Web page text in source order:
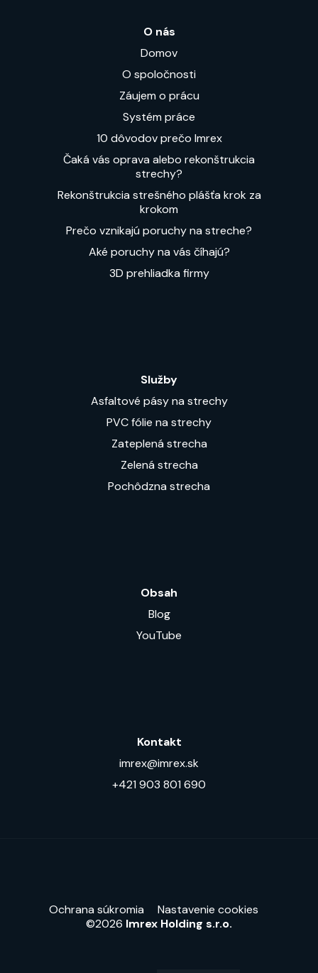
O nás
Domov
O spoločnosti
Záujem o prácu
Systém práce
10 dôvodov prečo Imrex
Čaká vás oprava alebo rekonštrukcia
strechy?
Rekonštrukcia strešného plášťa krok za
krokom
Prečo vznikajú poruchy na streche?
Aké poruchy na vás číhajú?
3D prehliadka firmy
Služby
Asfaltové pásy na strechy
PVC fólie na strechy
Zateplená strecha
Zelená strecha
Pochôdzna strecha
Obsah
Blog
YouTube
Kontakt
imrex@imrex.sk
+421 903 801 690
Ochrana súkromia
Nastavenie cookies
©2026 Imrex Holding s.r.o.